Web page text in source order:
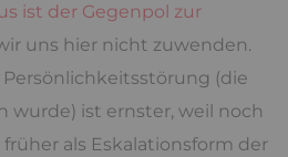
ist der Gegenpol zur
uns hier nicht zuwenden.
(die
wurde) ist ernster, weil noch
als Eskalationsform der